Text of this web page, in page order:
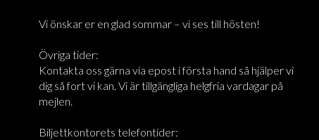
Vi önskar er en glad sommar – vi ses till hösten!
Övriga tider:
Kontakta oss gärna via epost i första hand så hjälper vi
dig så fort vi kan. Vi är tillgängliga helgfria vardagar på
mejlen.
Biljettkontorets telefontider: